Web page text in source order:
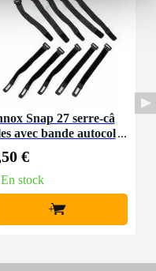
Snap 27 serre-câ
avec bande autocol
€
En stock
+